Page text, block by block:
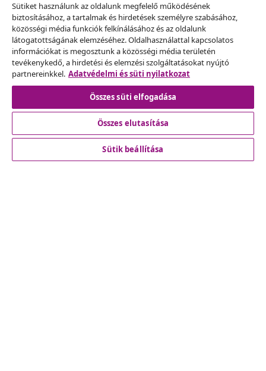
Szerződéstől való elállás
Küldj be egy rendelés lemondására vonatkozó
kérelmet.
Szerződéstől való elállás
Ügyfélszolgálat
Sütiket használunk az oldalunk megfelelő működésének
biztosításához, a tartalmak és hirdetések személyre szabásához,
közösségi média funkciók felkínálásához és az oldalunk
látogatottságának elemzéséhez. Oldalhasználattal kapcsolatos
információkat is megosztunk a közösségi média területén
tevékenykedő, a hirdetési és elemzési szolgáltatásokat nyújtó
partnereinkkel. Adatvédelmi és süti nyilatkozat
Összes süti elfogadása
Összes elutasítása
Sütik beállítása